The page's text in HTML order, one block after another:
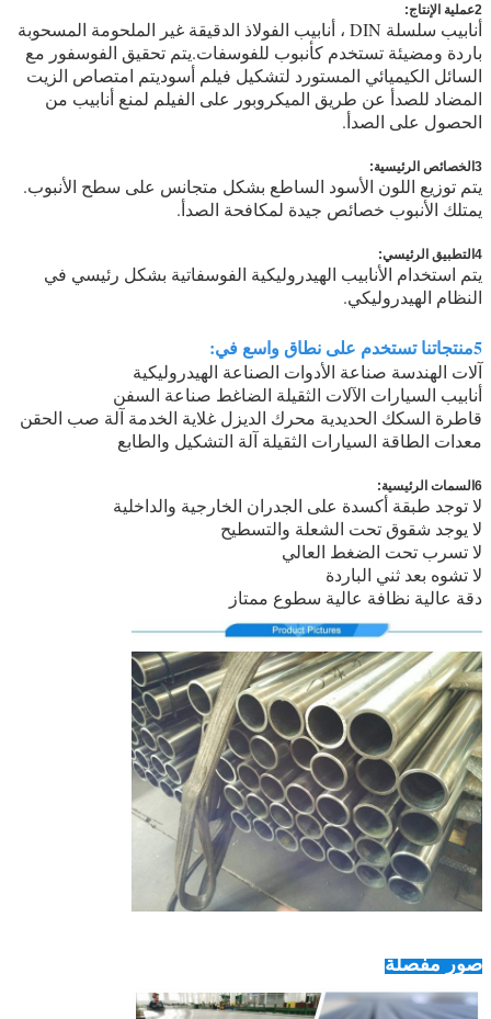
2عملية الإنتاج:
أنابيب سلسلة DIN ، أنابيب الفولاذ الدقيقة غير الملحومة المسحوبة
باردة ومضيئة تستخدم كأنبوب للفوسفات.يتم تحقيق الفوسفور مع
السائل الكيميائي المستورد لتشكيل فيلم أسوديتم امتصاص الزيت
المضاد للصدأ عن طريق الميكروبور على الفيلم لمنع أنابيب من
الحصول على الصدأ.
3الخصائص الرئيسية:
يتم توزيع اللون الأسود الساطع بشكل متجانس على سطح الأنبوب.
يمتلك الأنبوب خصائص جيدة لمكافحة الصدأ.
4التطبيق الرئيسي:
يتم استخدام الأنابيب الهيدروليكية الفوسفاتية بشكل رئيسي في
النظام الهيدروليكي.
5منتجاتنا تستخدم على نطاق واسع في:
آلات الهندسة صناعة الأدوات الصناعة الهيدروليكية
أنابيب السيارات الآلات الثقيلة الضاغط صناعة السفن
قاطرة السكك الحديدية محرك الديزل غلاية الخدمة آلة صب الحقن
معدات الطاقة السيارات الثقيلة آلة التشكيل والطابع
6السمات الرئيسية:
لا توجد طبقة أكسدة على الجدران الخارجية والداخلية
لا يوجد شقوق تحت الشعلة والتسطيح
لا تسرب تحت الضغط العالي
لا تشوه بعد ثني الباردة
دقة عالية نظافة عالية سطوع ممتاز
صور مفصلة